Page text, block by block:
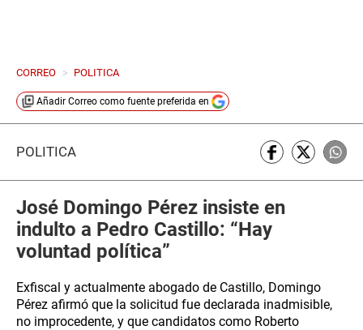
CORREO > POLITICA
Añadir Correo como fuente preferida en
POLÍTICA
José Domingo Pérez insiste en
indulto a Pedro Castillo: “Hay
voluntad política”
Exfiscal y actualmente abogado de Castillo, Domingo
Pérez afirmó que la solicitud fue declarada inadmisible,
no improcedente, y que candidatos como Roberto